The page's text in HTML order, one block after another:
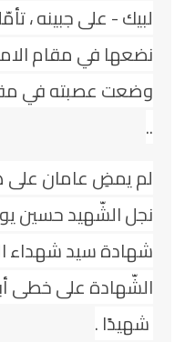
لبيك - على جبينه ،
نضعها في مقام
وضعت عصبته في
..
لم يمضِ عامان على
نجل الشّهيد حسين
شهادة سيد شهداء
الشّهادة على خطى
شهيدًا .